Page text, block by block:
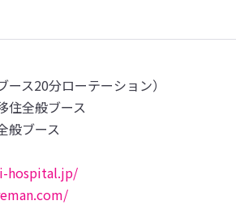
ス20分ローテーション）
全般ブース
ブース
hospital.jp/